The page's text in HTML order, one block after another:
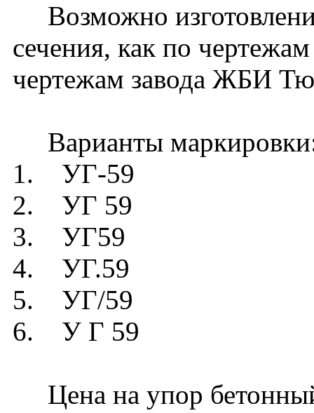
Возможно
сечения, как по
чертежам завода ЖБИ
Варианты
1. УГ-59
2. УГ 59
3. УГ59
4. УГ.59
5. УГ/59
6. У Г 59
Цена на упор